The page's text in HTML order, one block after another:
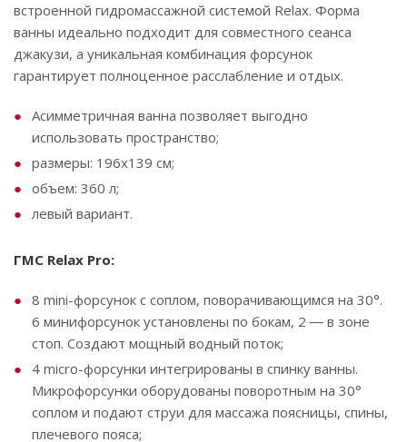
встроенной гидромассажной системой Relax. Форма
ванны идеально подходит для совместного сеанса
джакузи, а уникальная комбинация форсунок
гарантирует полноценное расслабление и отдых.
Асимметричная ванна позволяет выгодно
использовать пространство;
размеры: 196х139 см;
объем: 360 л;
левый вариант.
ГМС Relax Pro:
8 mini-форсунок с соплом, поворачивающимся на 30°.
6 минифорсунок установлены по бокам, 2 ― в зоне
стоп. Создают мощный водный поток;
4 micro-форсунки интегрированы в спинку ванны.
Микрофорсунки оборудованы поворотным на 30°
соплом и подают струи для массажа поясницы, спины,
плечевого пояса;